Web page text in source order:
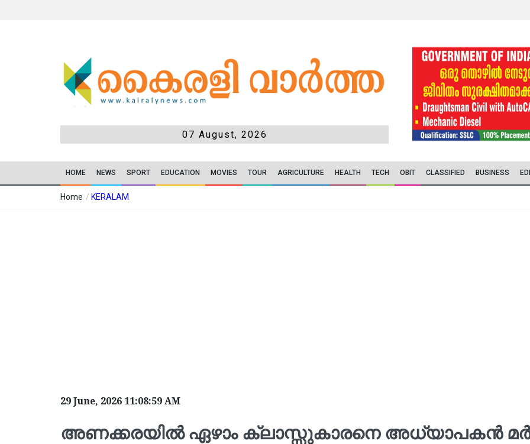
07 August, 2026
HOME NEWS SPORT EDUCATION MOVIES TOUR AGRICULTURE HEALTH TECH OBIT CLASSIFIED BUSINESS
Home / KERALAM
29 June, 2026 11:08:59 AM
അണക്കരയിൽ ഏഴാം ക്ലാസ്സുകാരനെ അധ്യാപകൻ